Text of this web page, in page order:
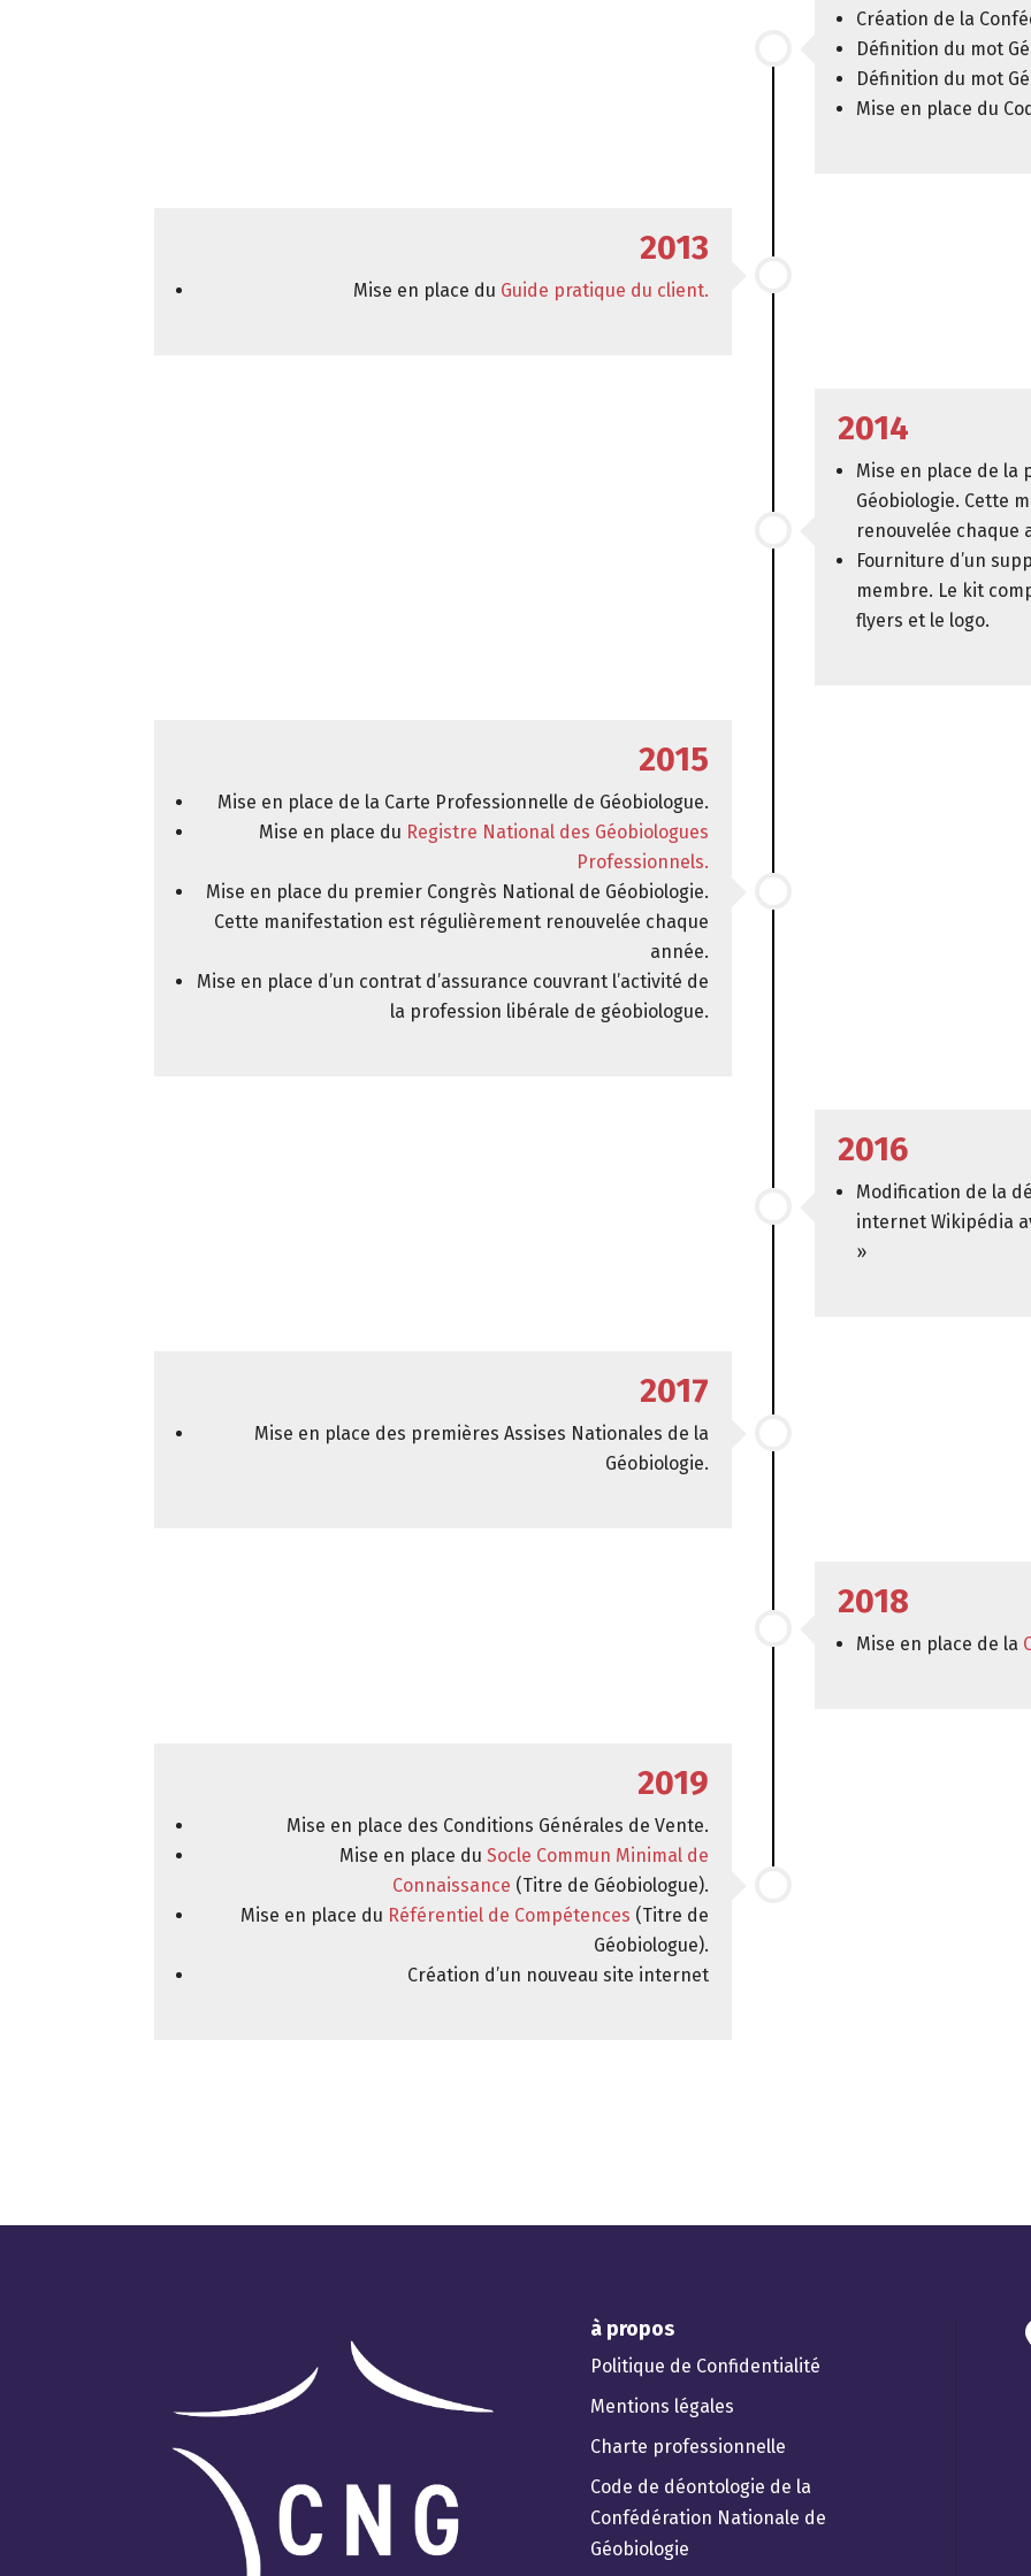
Création de la
Définition du mot
Définition du mot
Mise en place du
2013
Mise en place du Guide pratique du client.
2014
Mise en place de la
Géobiologie. Cette
renouvelée chaque
Fourniture d’un
membre. Le kit
flyers et le logo.
2015
Mise en place de la Carte Professionnelle de Géobiologue.
Mise en place du Registre National des Géobiologues
Professionnels.
Mise en place du premier Congrès National de Géobiologie.
Cette manifestation est régulièrement renouvelée chaque
année.
Mise en place d’un contrat d’assurance couvrant l’activité de
la profession libérale de géobiologue.
2016
Modification de la
internet Wikipédia
»
2017
Mise en place des premières Assises Nationales de la
Géobiologie.
2018
Mise en place de la
2019
Mise en place des Conditions Générales de Vente.
Mise en place du Socle Commun Minimal de
Connaissance (Titre de Géobiologue).
Mise en place du Référentiel de Compétences (Titre de
Géobiologue).
Création d’un nouveau site internet
à propos
Politique de Confidentialité
Mentions légales
Charte professionnelle
Code de déontologie de la
Confédération Nationale de
Géobiologie